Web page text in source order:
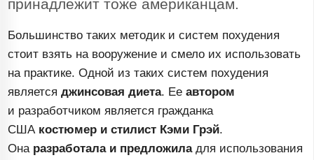
принадлежит тоже американцам.
Большинство таких методик и систем похудения
стоит взять на вооружение и смело их использовать
на практике. Одной из таких систем похудения
являетсяджинсовая диета. Ееавтором
и разработчиком является гражданка
США костюмер и стилист Кэми Грэй.
Она разработала и предложиладля использования